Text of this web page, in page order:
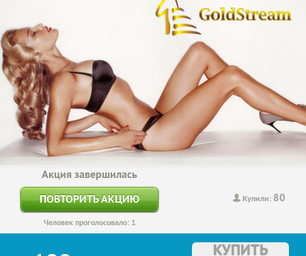
Купили: 80
Акция завершилась
ПОВТОРИТЬ АКЦИЮ
Человек проголосовало: 1
КУПИТЬ